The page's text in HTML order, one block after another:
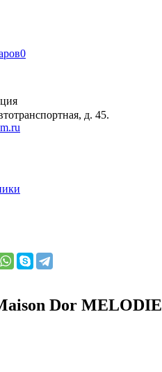
0
д. 45.
Dor MELODIE